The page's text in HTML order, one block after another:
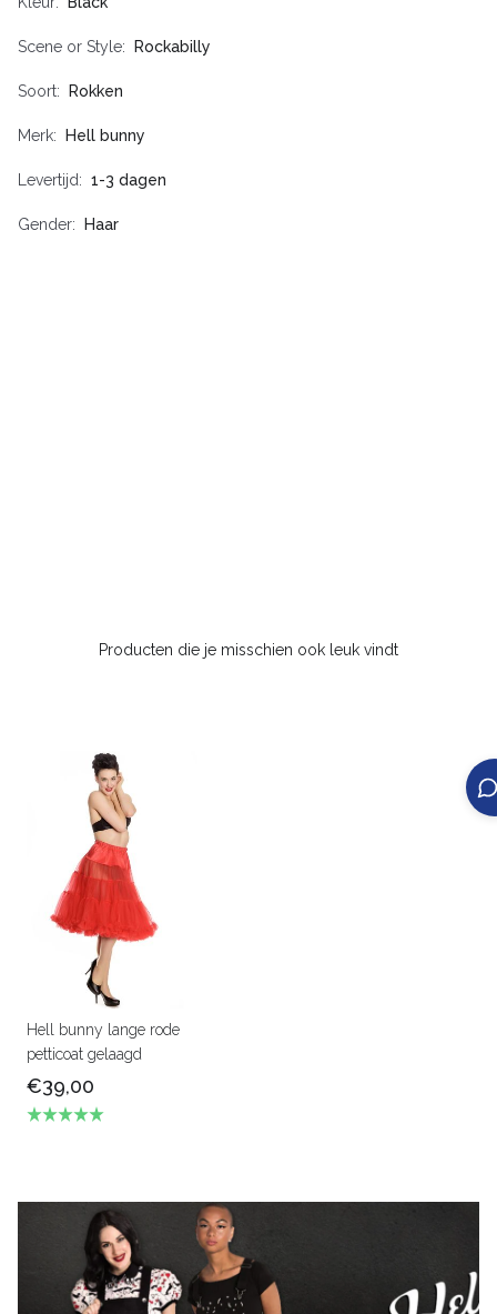
Scene or Style Rockabilly
Soort Rokken
Merk Hell bunny
Levertijd 1-3 dagen
Gender Haar
Producten die je misschien ook leuk vindt
Hell bunny lange rode
petticoat gelaagd
€39,00